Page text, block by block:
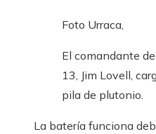
Foto Urraca,
El comandante
13, Jim Lovell,
pila de plutonio.
La batería funciona